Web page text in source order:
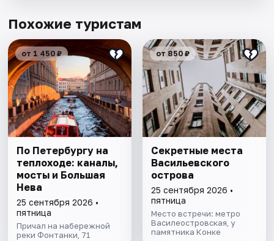
Похожие туристам
от 1 450 ₽
По Петербургу на
теплоходе: каналы,
мосты и Большая
Нева
25 сентября 2026 •
пятница
Причал на набережной
реки Фонтанки, 71
от 850 ₽
Секретные места
Васильевского
острова
25 сентября 2026 •
пятница
Место встречи: метро
Василеостровская, у
памятника Конке